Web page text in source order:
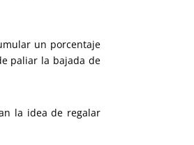
un porcentaje
paliar la bajada de
la idea de regalar